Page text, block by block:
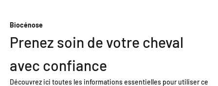
Biocénose
Prenez soin de votre cheval
avec confiance
Découvrez ici toutes les informations essentielles pour utiliser ce